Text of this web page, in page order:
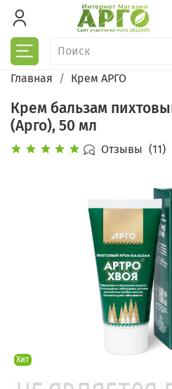
Главная Крем АРГО
Крем бальзам
(Арго), 50 мл
Отзывы (11)
Хит